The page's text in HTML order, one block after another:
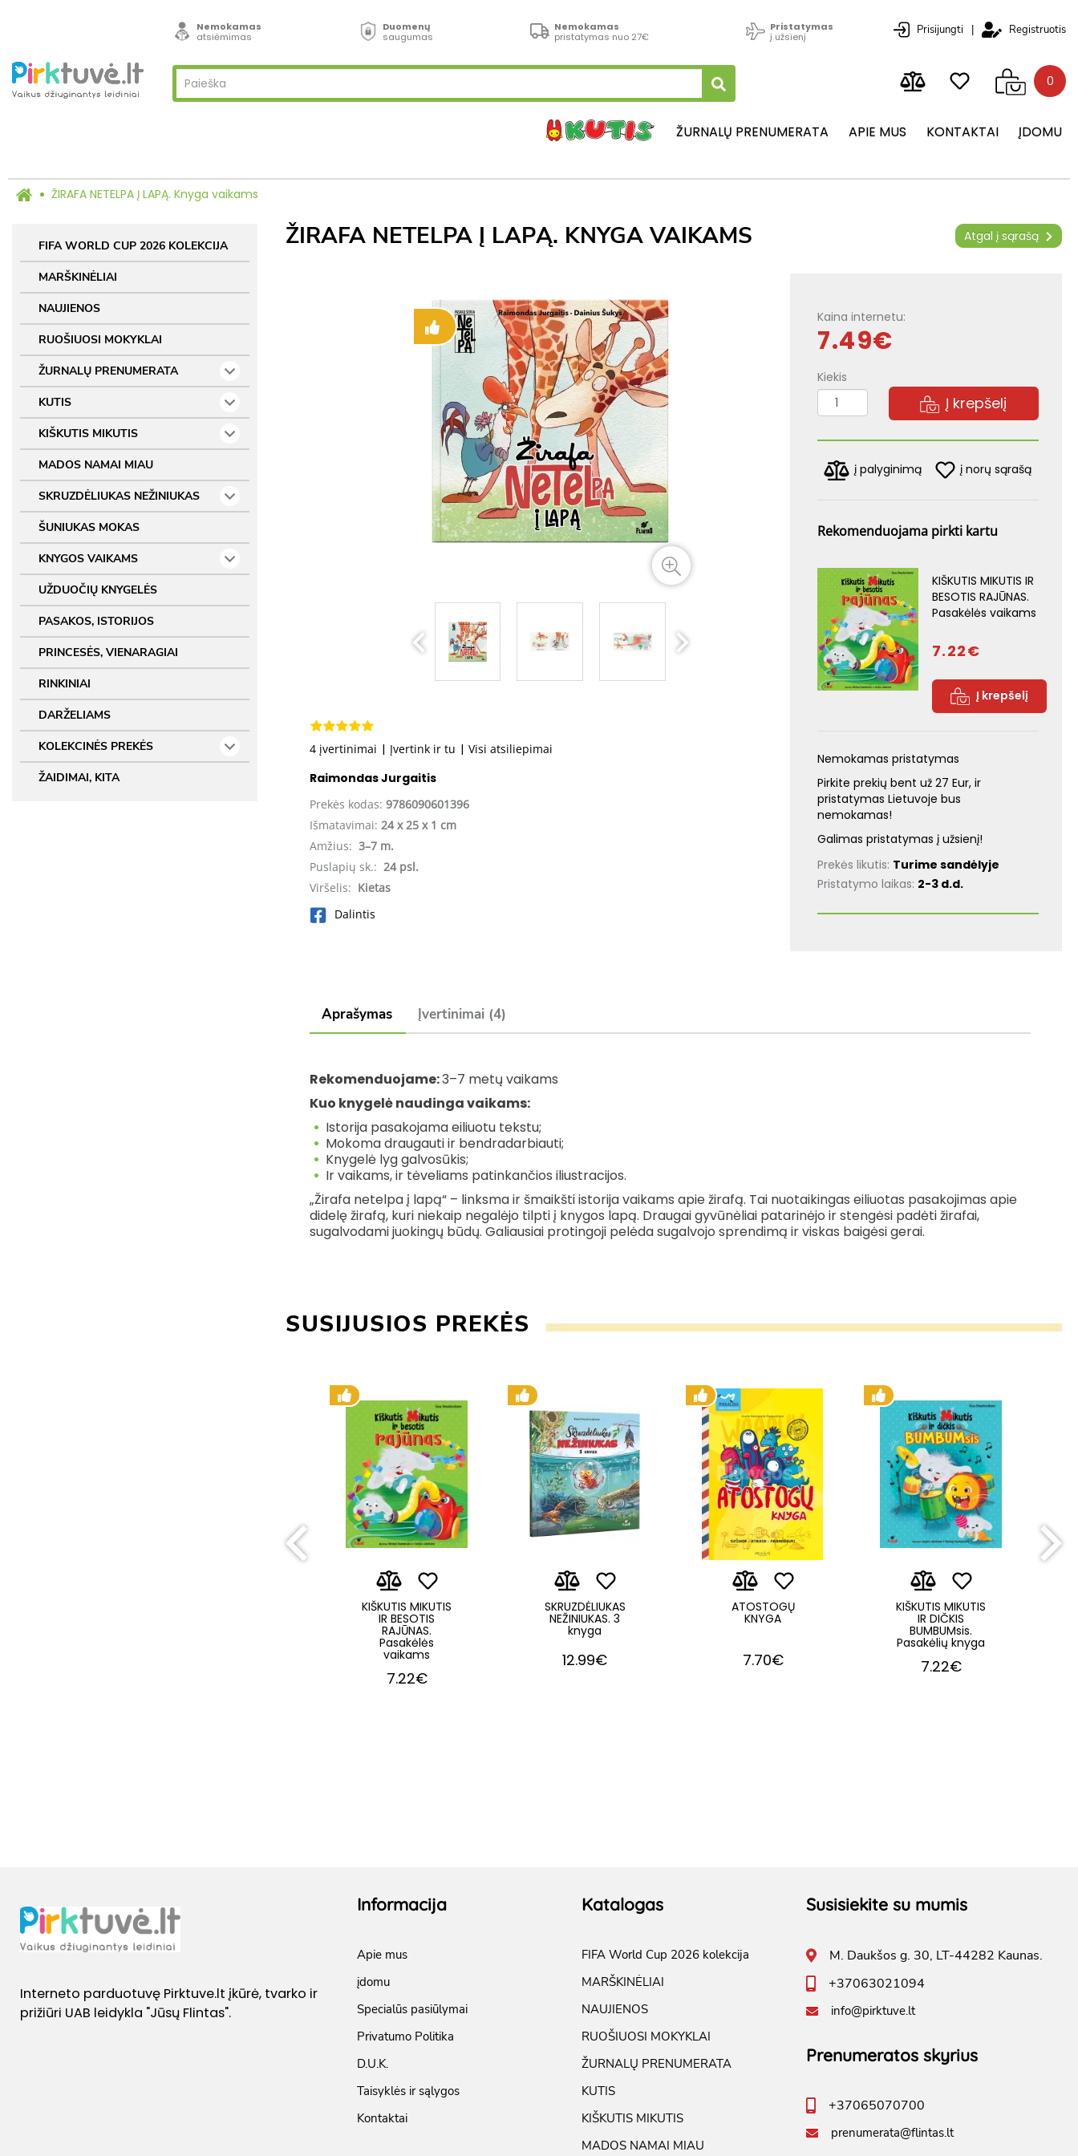
Nemokamas
atsiėmimas
Duomenų
saugumas
Nemokamas
pristatymas nuo 27€
Pristatymas
į užsienį
Prisijungti | Registruotis
0
ŽURNALŲ PRENUMERATA APIE MUS KONTAKTAI ĮDOMU
ŽIRAFA NETELPA Į LAPĄ. Knyga vaikams
FIFA WORLD CUP 2026 KOLEKCIJA
MARŠKINĖLIAI
NAUJIENOS
RUOŠIUOSI MOKYKLAI
ŽURNALŲ PRENUMERATA
KUTIS
KIŠKUTIS MIKUTIS
MADOS NAMAI MIAU
SKRUZDĖLIUKAS NEŽINIUKAS
ŠUNIUKAS MOKAS
KNYGOS VAIKAMS
UŽDUOČIŲ KNYGELĖS
PASAKOS, ISTORIJOS
PRINCESĖS, VIENARAGIAI
RINKINIAI
DARŽELIAMS
KOLEKCINĖS PREKĖS
ŽAIDIMAI, KITA
ŽIRAFA NETELPA Į LAPĄ. KNYGA VAIKAMS Atgal į sąrašą
4 įvertinimai | Įvertink ir tu | Visi atsiliepimai
Raimondas Jurgaitis
Prekės kodas: 9786090601396
Išmatavimai: 24 x 25 x 1 cm
Amžius: 3–7 m.
Puslapių sk.: 24 psl.
Viršelis: Kietas
Dalintis
Aprašymas Įvertinimai (4)
Rekomenduojame:3–7 metų vaikams
Kuo knygelė naudinga vaikams:
Istorija pasakojama eiliuotu tekstu;
Mokoma draugauti ir bendradarbiauti;
Knygelė lyg galvosūkis;
Ir vaikams, ir tėveliams patinkančios iliustracijos.
„Žirafa netelpa į lapą“ – linksma ir šmaikšti istorija vaikams apie žirafą. Tai nuotaikingas eiliuotas pasakojimas apie
didelę žirafą, kuri niekaip negalėjo tilpti į knygos lapą. Draugai gyvūnėliai patarinėjo ir stengėsi padėti žirafai,
sugalvodami juokingų būdų. Galiausiai protingoji pelėda sugalvojo sprendimą ir viskas baigėsi gerai.
Kaina internetu:
7.49€
Kiekis
Į krepšelį
į palyginimą į norų sąrašą
Rekomenduojama pirkti kartu
KIŠKUTIS MIKUTIS IR
BESOTIS RAJŪNAS.
Pasakėlės vaikams
7.22€
Į krepšelį
Nemokamas pristatymas
Pirkite prekių bent už 27 Eur, ir
pristatymas Lietuvoje bus
nemokamas!
Galimas pristatymas į užsienį!
Prekės likutis: Turime sandėlyje
Pristatymo laikas: 2-3 d.d.
SUSIJUSIOS PREKĖS
KIŠKUTIS MIKUTIS
IR BESOTIS
RAJŪNAS.
Pasakėlės
vaikams
7.22€
SKRUZDĖLIUKAS
NEŽINIUKAS. 3
knyga
12.99€
ATOSTOGŲ
KNYGA
7.70€
KIŠKUTIS MIKUTIS
IR DIČKIS
BUMBUMsis.
Pasakėlių knyga
7.22€
Interneto parduotuvę Pirktuve.lt įkūrė, tvarko ir
prižiūri UAB leidykla "Jūsų Flintas".
Informacija
Apie mus
įdomu
Specialūs pasiūlymai
Privatumo Politika
D.U.K.
Taisyklės ir sąlygos
Kontaktai
Katalogas
FIFA World Cup 2026 kolekcija
MARŠKINĖLIAI
NAUJIENOS
RUOŠIUOSI MOKYKLAI
ŽURNALŲ PRENUMERATA
KUTIS
KIŠKUTIS MIKUTIS
MADOS NAMAI MIAU
Susisiekite su mumis
M. Daukšos g. 30, LT-44282 Kaunas.
+37063021094
info@pirktuve.lt
Prenumeratos skyrius
+37065070700
prenumerata@flintas.lt